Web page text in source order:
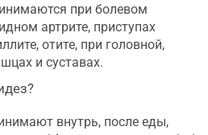
при болевом
артрите, приступах
отите, при головной,
и суставах.
внутрь, после еды,